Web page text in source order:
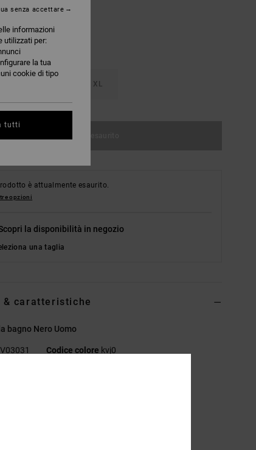
XL
è attualmente esaurito.
opzioni
la disponibilità in negozio
una taglia
& caratteristiche
bagno Nero Uomo
Codice colore kvj0
informazioni
utilizzati per:
la tua
cookie di tipo
senza accettare
tutti